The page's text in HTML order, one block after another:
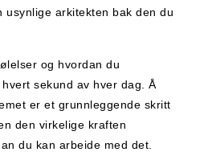
usynlige arkitekten bak den du
og hvordan du
sekund av hver dag. Å
er et grunnleggende skritt
den virkelige kraften
du kan arbeide med det.